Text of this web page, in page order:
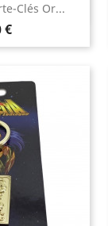
Clés Or...
€
rapide